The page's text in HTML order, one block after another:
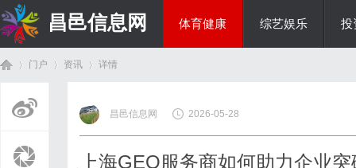
昌邑信息网 体育健康 综艺娱乐 投
门户 资讯
›
详情
昌邑信息网 2026-05-28
上海GEO服务商如何助力企业